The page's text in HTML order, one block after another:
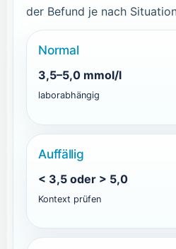
der Befund je nach
Normal
3,5–5,0 mmol/l
laborabhängig
Auffällig
< 3,5 oder > 5,0
Kontext prüfen